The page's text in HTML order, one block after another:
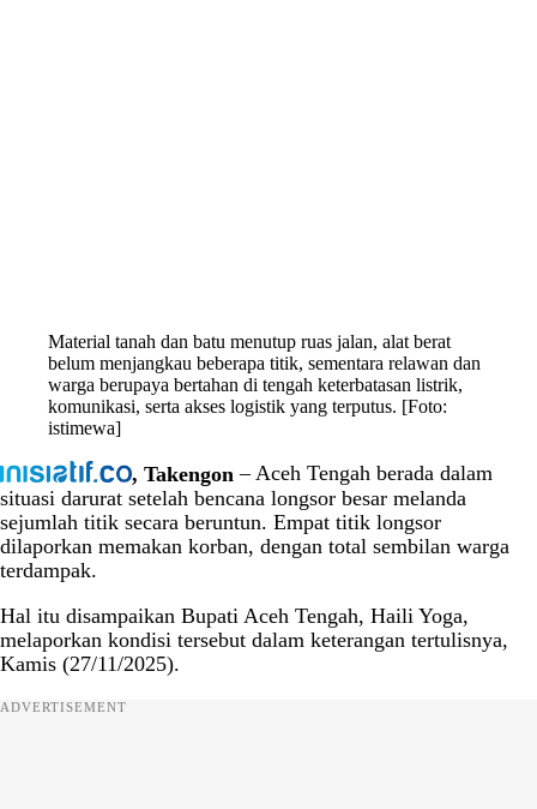
Material tanah dan batu menutup ruas jalan, alat berat
belum menjangkau beberapa titik, sementara relawan dan
warga berupaya bertahan di tengah keterbatasan listrik,
komunikasi, serta akses logistik yang terputus. [Foto:
istimewa]
, Takengon – Aceh Tengah berada dalam
situasi darurat setelah bencana longsor besar melanda
sejumlah titik secara beruntun. Empat titik longsor
dilaporkan memakan korban, dengan total sembilan warga
terdampak.
Hal itu disampaikan Bupati Aceh Tengah, Haili Yoga,
melaporkan kondisi tersebut dalam keterangan tertulisnya,
Kamis (27/11/2025).
ADVERTISEMENT